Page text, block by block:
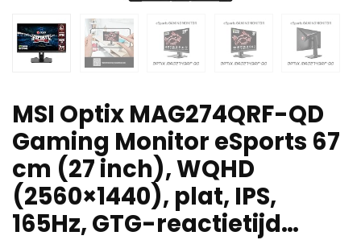
MSI Optix MAG274QRF-QD
Gaming Monitor eSports 67
cm (27 inch), WQHD
(2560×1440), plat, IPS,
165Hz, GTG-reactietijd…